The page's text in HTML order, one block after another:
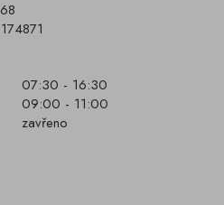
07:30 - 16:30
09:00 - 11:00
zavřeno